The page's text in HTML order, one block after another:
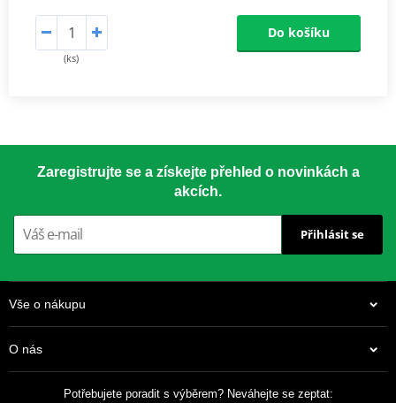
(ks)
Do košíku
Zaregistrujte se a získejte přehled o novinkách a
akcích.
Přihlásit se
Vše o nákupu
O nás
Potřebujete poradit s výběrem? Neváhejte se zeptat: